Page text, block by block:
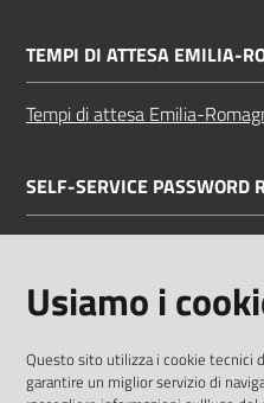
TEMPI DI ATTESA EMILIA-
Tempi di attesa Emilia-
SELF-SERVICE PASSWORD
Dichiarazione di accessibilità
Usiamo i
Questo sito utilizza i cookie tecnici
garantire un miglior servizio di